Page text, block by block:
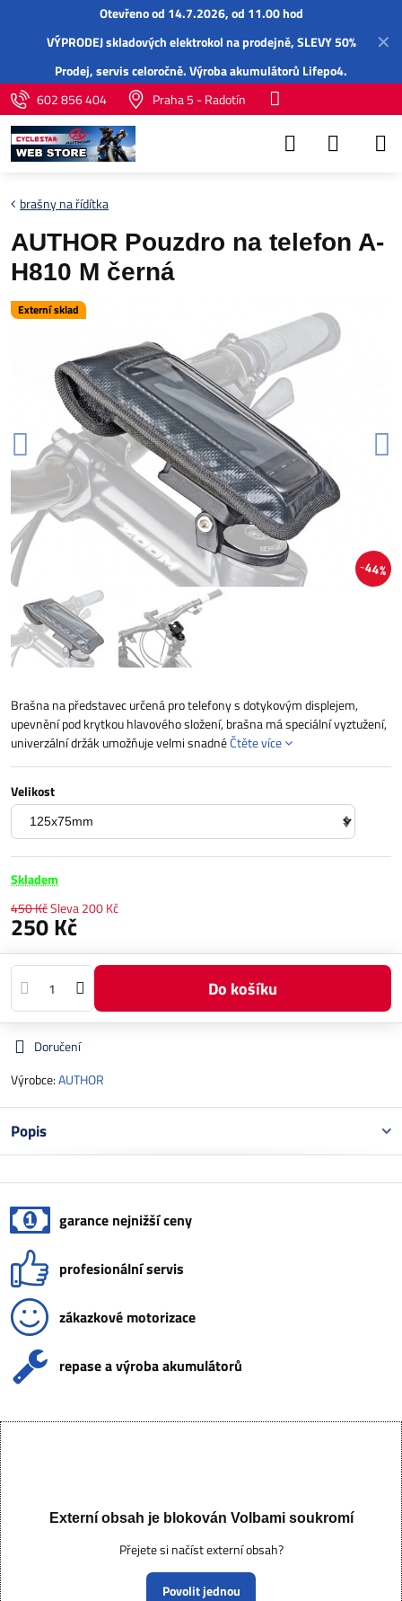
✕
Otevřeno od 14.7.2026, od 11.00 hod
VÝPRODEJ skladových elektrokol na prodejně, SLEVY 50%
Prodej,servisceloročně.Výroba akumulátorů Lifepo4.
602 856 404
Praha 5 - Radotín
Externí sklad
44%
brašny na řídítka
AUTHOR Pouzdro na telefon A-
H810 M černá
Brašna na představec určená pro telefony s dotykovým displejem,
upevnění pod krytkou hlavového složení, brašna má speciální vyztužení,
univerzální držák umožňuje velmi snadnéČtěte více
Velikost
Skladem
450 KčSleva200 Kč
250 Kč
Do košíku
Doručení
Výrobce:AUTHOR
Popis
garance nejnižší ceny
profesionální servis
zákazkové motorizace
repase a výroba akumulátorů
Externí obsah je blokován Volbami soukromí
Přejete si načíst externí obsah?
Povolit jednou